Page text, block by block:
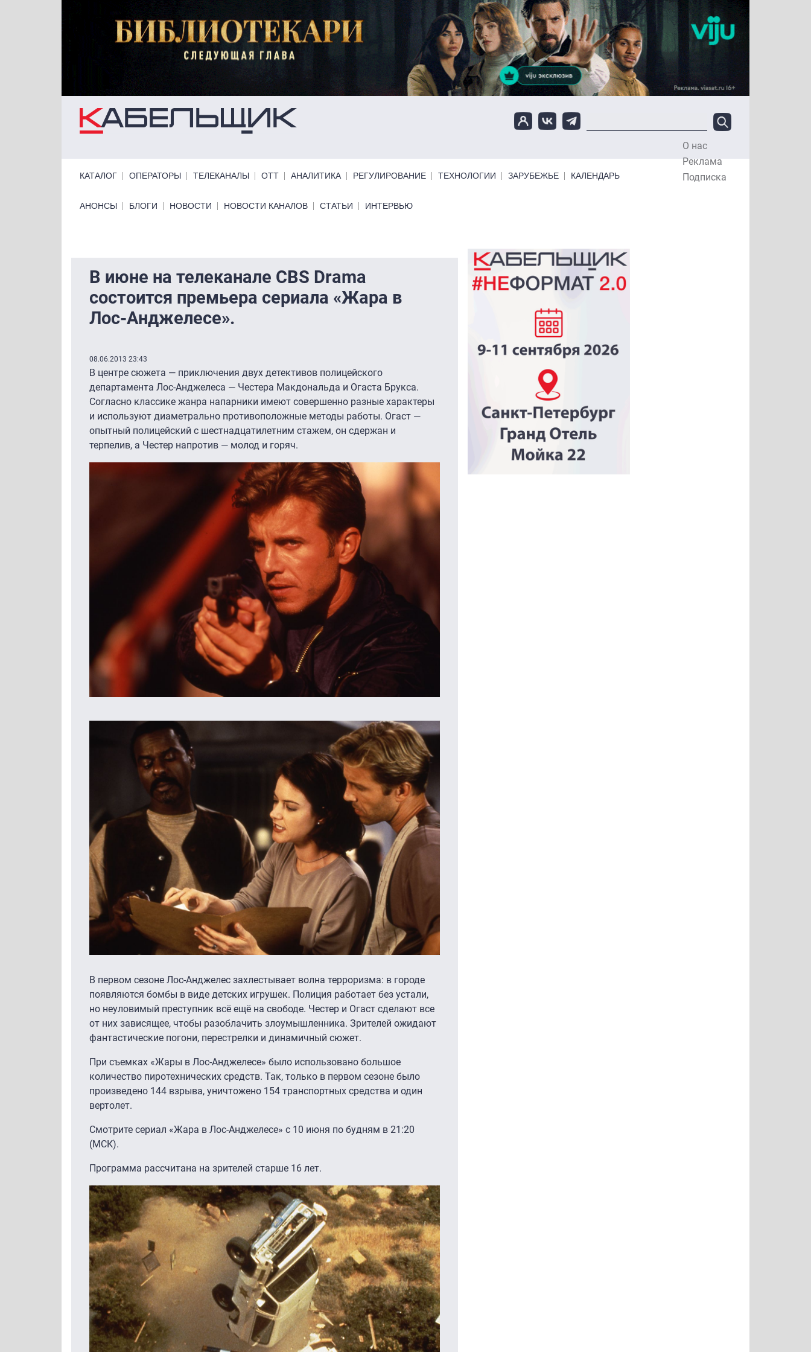
О нас
Реклама
Подписка
КАТАЛОГ ОПЕРАТОРЫ ТЕЛЕКАНАЛЫ ОТТ АНАЛИТИКА РЕГУЛИРОВАНИЕ ТЕХНОЛОГИИ ЗАРУБЕЖЬЕ КАЛЕНДАРЬ
Primary links bottom
АНОНСЫ БЛОГИ НОВОСТИ НОВОСТИ КАНАЛОВ СТАТЬИ ИНТЕРВЬЮ
В июне на телеканале CBS Drama
состоится премьера сериала «Жара в
Лос-Анджелесе».
08.06.2013 23:43
В центре сюжета — приключения двух детективов полицейского
департамента Лос-Анджелеса — Честера Макдональда и Огаста Брукса.
Согласно классике жанра напарники имеют совершенно разные характеры
и используют диаметрально противоположные методы работы. Огаст —
опытный полицейский с шестнадцатилетним стажем, он сдержан и
терпелив, а Честер напротив — молод и горяч.
В первом сезоне Лос-Анджелес захлестывает волна терроризма: в городе
появляются бомбы в виде детских игрушек. Полиция работает без устали,
но неуловимый преступник всё ещё на свободе. Честер и Огаст сделают все
от них зависящее, чтобы разоблачить злоумышленника. Зрителей ожидают
фантастические погони, перестрелки и динамичный сюжет.
При съемках «Жары в Лос-Анджелесе» было использовано большое
количество пиротехнических средств. Так, только в первом сезоне было
произведено 144 взрыва, уничтожено 154 транспортных средства и один
вертолет.
Смотрите сериал «Жара в Лос-Анджелесе» с 10 июня по будням в 21:20
(МСК).
Программа рассчитана на зрителей старше 16 лет.